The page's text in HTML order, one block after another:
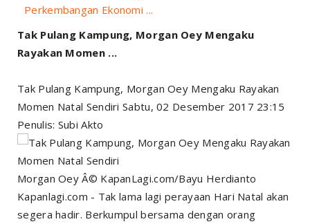
Perkembangan Ekonomi ...
Tak Pulang Kampung, Morgan Oey Mengaku
Rayakan Momen ...
Tak Pulang Kampung, Morgan Oey Mengaku Rayakan
Momen Natal Sendiri Sabtu, 02 Desember 2017 23:15
Penulis: Subi Akto
Morgan Oey Â© KapanLagi.com/Bayu Herdianto
Kapanlagi.com - Tak lama lagi perayaan Hari Natal akan
segera hadir. Berkumpul bersama dengan orang